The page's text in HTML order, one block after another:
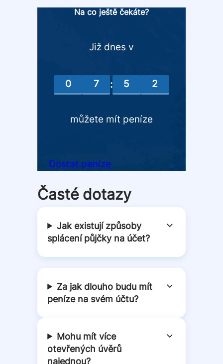
Na co ještě čekáte?
Již dnes v
0 7 : 5 2
můžete mít peníze
Dostat peníze
Časté dotazy
Jak existují způsoby
splácení půjčky na účet?
Za jak dlouho budu mít
peníze na svém účtu?
Mohu mít více
otevřených úvěrů
najednou?